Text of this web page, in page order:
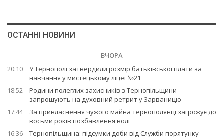
ОСТАННІ НОВИНИ
ВЧОРА
20:10
У Тернополі затвердили розмір батьківської плати за
навчання у мистецькому ліцеї №21
18:52
Родини полеглих захисників з Тернопільщини
запрошують на духовний ретрит у Зарваницю
17:44
За привласнення чужого майна тернополянці загрожує до
восьми років позбавлення волі
16:36
Тернопільщина: підсумки доби від Служби порятунку